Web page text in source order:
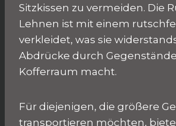
Sitzkissen zu vermeiden. Die
Lehnen ist mit einem
verkleidet, was sie
Abdrücke durch
Kofferraum macht.
Für diejenigen, die größere
transportieren möchten,